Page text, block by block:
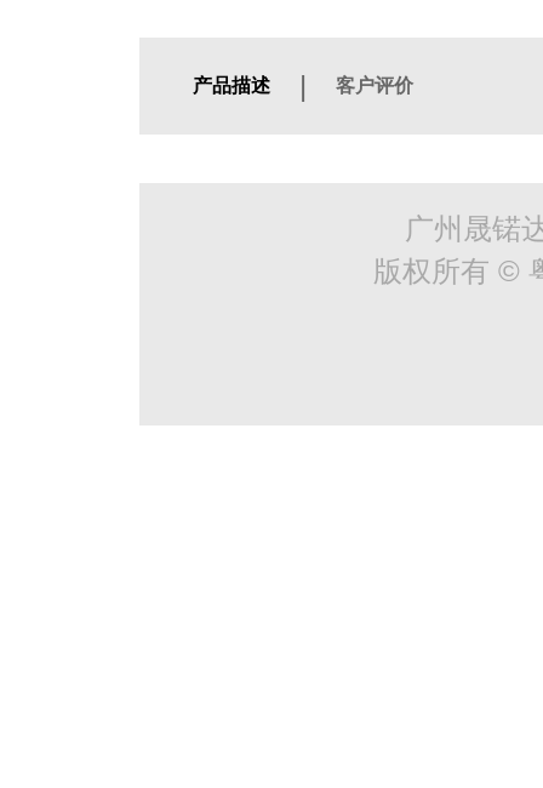
产品描述 | 客户评价
广州晟锘
版权所有 ©